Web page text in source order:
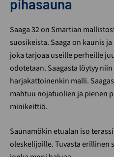
pihasauna
Saaga 32 on Smartian
suosikeista. Saaga on kaunis
joka tarjoaa useille perheille
odotetaan. Saagasta löytyy
harjakattoinenkin malli.
mahtuu nojatuolien ja pienen
minikeittiö.
Saunamökin etualan iso
oleskelijoille. Tuvasta erillinen